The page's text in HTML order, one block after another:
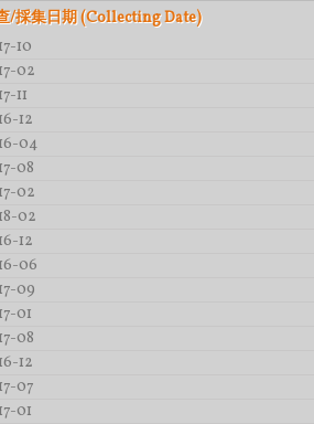
/採集日期 (Collecting Date)
10
02
11
12
04
08
02
02
12
06
09
01
08
12
07
01